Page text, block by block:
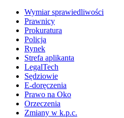
Wymiar sprawiedliwości
Prawnicy
Prokuratura
Policja
Rynek
Strefa aplikanta
LegalTech
Sędziowie
E-doręczenia
Prawo na Oko
Orzeczenia
Zmiany w k.p.c.